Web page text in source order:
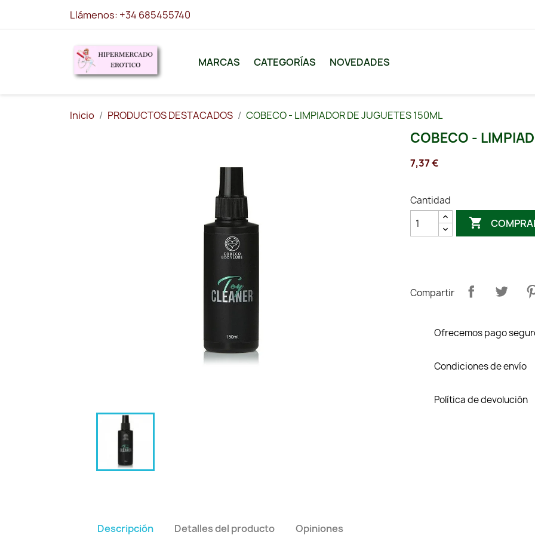
Llámenos: +34 685455740
MARCAS CATEGORÍAS NOVEDADES
Inicio PRODUCTOS DESTACADOS COBECO - LIMPIADOR DE JUGUETES 150ML
COBECO -
7,37 €
Cantidad

Compartir
Ofrecemos pago
Condiciones de envío
Política de devolución
Descripción Detalles del producto Opiniones